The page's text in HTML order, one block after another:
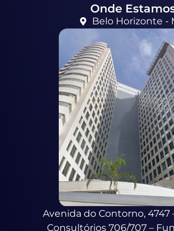
Onde
Belo Horizonte -
Avenida do Contorno, 4747
Consultórios 706/707 –